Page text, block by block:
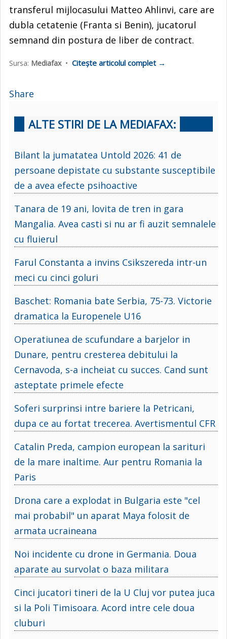
transferul mijlocasului Matteo Ahlinvi, care are
dubla cetatenie (Franta si Benin), jucatorul
semnand din postura de liber de contract.
Sursa: Mediafax• Citește articolul complet →
Share
ALTE STIRI DE LA MEDIAFAX:
Bilant la jumatatea Untold 2026: 41 de
persoane depistate cu substante susceptibile
de a avea efecte psihoactive
Tanara de 19 ani, lovita de tren in gara
Mangalia. Avea casti si nu ar fi auzit semnalele
cu fluierul
Farul Constanta a invins Csikszereda intr-un
meci cu cinci goluri
Baschet: Romania bate Serbia, 75-73. Victorie
dramatica la Europenele U16
Operatiunea de scufundare a barjelor in
Dunare, pentru cresterea debitului la
Cernavoda, s-a incheiat cu succes. Cand sunt
asteptate primele efecte
Soferi surprinsi intre bariere la Petricani,
dupa ce au fortat trecerea. Avertismentul CFR
Catalin Preda, campion european la sarituri
de la mare inaltime. Aur pentru Romania la
Paris
Drona care a explodat in Bulgaria este "cel
mai probabil" un aparat Maya folosit de
armata ucraineana
Noi incidente cu drone in Germania. Doua
aparate au survolat o baza militara
Cinci jucatori tineri de la U Cluj vor putea juca
si la Poli Timisoara. Acord intre cele doua
cluburi